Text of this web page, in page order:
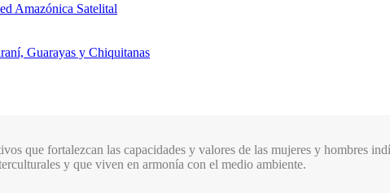
Amazónica Satelital
Guarayas y Chiquitanas
que fortalezcan las capacidades y valores de las mujeres y hombres
y que viven en armonía con el medio ambiente.